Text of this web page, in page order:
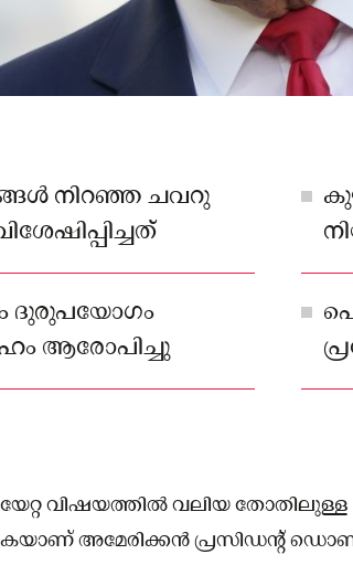
നിറഞ്ഞ ചവറു
ദുരുപയോഗം
ആരോപിച്ചു
വിഷയത്തിൽ വലിയ തോതിലുള്ള
അമേരിക്കൻ പ്രസിഡന്റ്